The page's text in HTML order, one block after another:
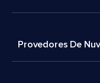
Provedores De